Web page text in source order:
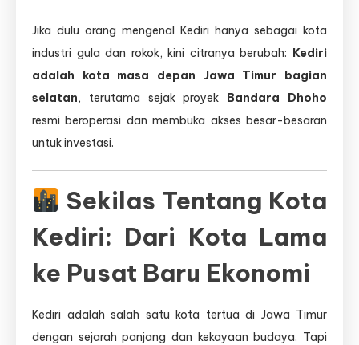
Jika dulu orang mengenal Kediri hanya sebagai kota
industri gula dan rokok, kini citranya berubah: Kediri
adalah kota masa depan Jawa Timur bagian
selatan, terutama sejak proyek Bandara Dhoho
resmi beroperasi dan membuka akses besar-besaran
untuk investasi.
Sekilas Tentang Kota
Kediri: Dari Kota Lama
ke Pusat Baru Ekonomi
Kediri adalah salah satu kota tertua di Jawa Timur
dengan sejarah panjang dan kekayaan budaya. Tapi